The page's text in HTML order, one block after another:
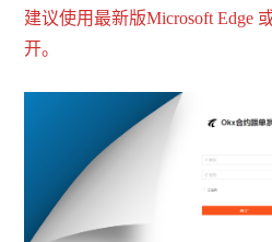
建议使用最新版Microsoft Edge
开。